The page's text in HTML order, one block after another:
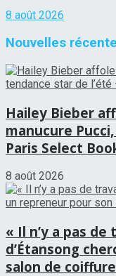
8 août 2026
Nouvelles
Hailey Bieber
manucure
Paris Select
8 août 2026
« Il n’y a pas
d’Étansong
salon de